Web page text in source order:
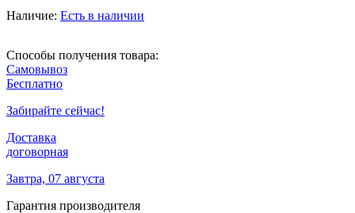
Наличие: Есть в наличии
Способы получения товара:
Самовывоз
Бесплатно
Забирайте сейчас!
Доставка
договорная
Завтра, 07 августа
Гарантия производителя